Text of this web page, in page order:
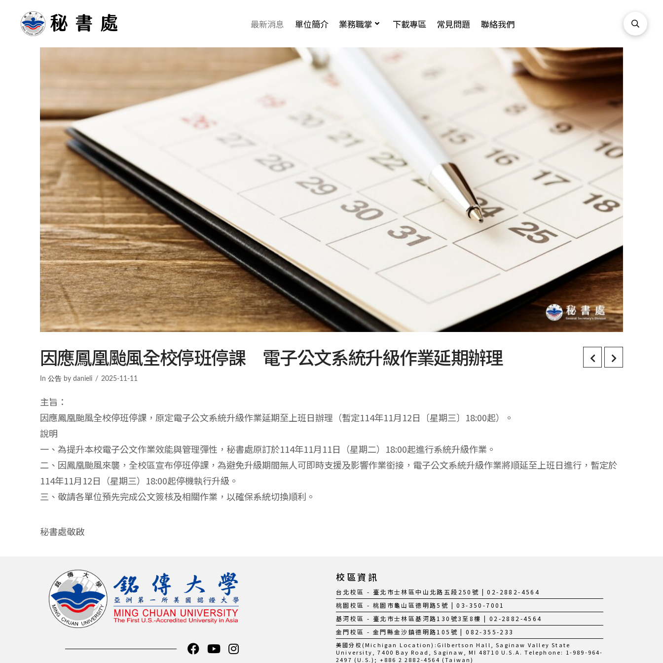
最新消息 單位簡介 業務職掌 下載專區 常見問題 聯絡我們
因應鳳凰颱風全校停班停課 電子公文系統升級作業延期辦理
In 公告by danieli 2025-11-11
主旨：
因應鳳凰颱風全校停班停課，原定電子公文系統升級作業延期至上班日辦理（暫定114年11月12日〔星期三〕18:00起）。
說明
一、為提升本校電子公文作業效能與管理彈性，秘書處原訂於114年11月11日（星期二）18:00起進行系統升級作業。
二、因鳳凰颱風來襲，全校區宣布停班停課，為避免升級期間無人可即時支援及影響作業銜接，電子公文系統升級作業將順延至上班日進行，暫定於
114年11月12日（星期三）18:00起停機執行升級。
三、敬請各單位預先完成公文簽核及相關作業，以確保系統切換順利。
秘書處敬啟
校區資訊
台北校區 - 臺北市士林區中山北路五段250號 | 02-2882-4564
桃園校區 - 桃園市龜山區德明路5號 | 03-350-7001
基河校區 - 臺北市士林區基河路130號3至8樓 | 02-2882-4564
金門校區 - 金門縣金沙鎮德明路105號 | 082-355-233
美國分校(Michigan Location):Gilbertson Hall, Saginaw Valley State
University, 7400 Bay Road, Saginaw, MI 48710 U.S.A. Telephone: 1-989-964-
2497 (U.S.); +886 2 2882-4564 (Taiwan)